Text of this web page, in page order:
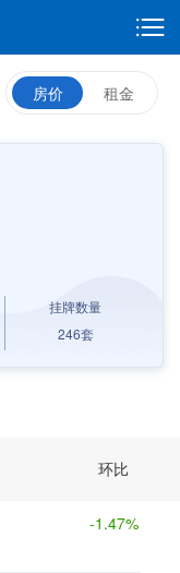
房价 租金
挂牌数量
246套
环比
-1.47%